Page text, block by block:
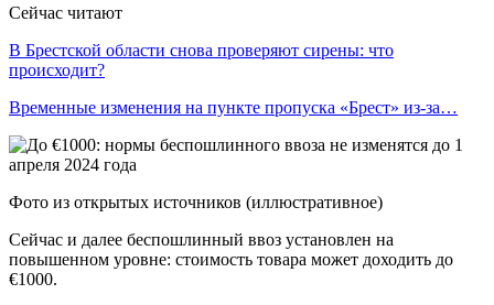
Сейчас читают
В Брестской области снова проверяют сирены: что
происходит?
Временные изменения на пункте пропуска «Брест» из-за…
Фото из открытых источников (иллюстративное)
Сейчас и далее беспошлинный ввоз установлен на
повышенном уровне: стоимость товара может доходить до
€1000.